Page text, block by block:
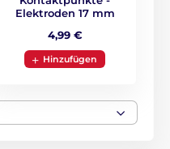
Elektroden 17 mm
4,99 €
Hinzufügen